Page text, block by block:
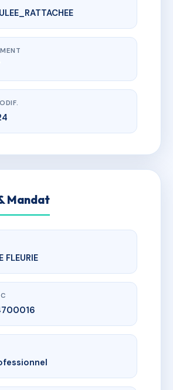
AF6206171
- Secteur 2a
la Croix Boisée
Mandat
FLEURIE